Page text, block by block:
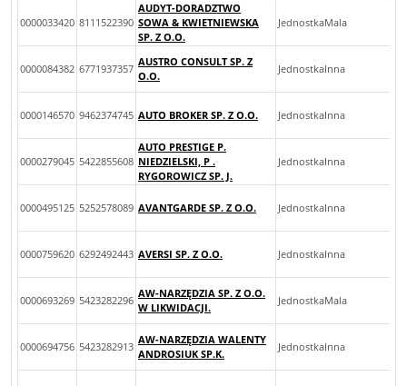
0000033420 8111522390
AUDYT-DORADZTWO
SOWA & KWIETNIEWSKA
SP. Z O.O.
JednostkaMala
0000084382 6771937357
AUSTRO CONSULT SP. Z
O.O.
JednostkaInna
0000146570 9462374745 AUTO BROKER SP. Z O.O. JednostkaInna
0000279045 5422855608
AUTO PRESTIGE P.
NIEDZIELSKI, P .
RYGOROWICZ SP. J.
JednostkaInna
0000495125 5252578089 AVANTGARDE SP. Z O.O. JednostkaInna
0000759620 6292492443 AVERSI SP. Z O.O. JednostkaInna
0000693269 5423282296
AW-NARZĘDZIA SP. Z O.O.
W LIKWIDACJI.
JednostkaMala
0000694756 5423282913
AW-NARZĘDZIA WALENTY
ANDROSIUK SP.K.
JednostkaInna